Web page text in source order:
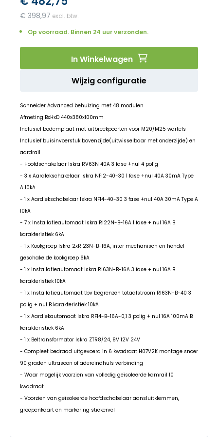
€ 398,97
Op voorraad. Binnen 24 uur verzonden.
Wijzig configuratie
In Winkelwagen
Schneider Advanced behuizing met 48 modulen
Afmeting BxHxD 440x380x100mm
Inclusief bodemplaat met uitbreekpoorten voor M20/M25 wartels
Inclusief buisinvoerstuk bovenzijde(uitwisselbaar met onderzijde) en
aardrail
- Hoofdschakelaar Iskra RV63N 40A 3 fase +nul 4 polig
- 3 x Aardlekschakelaar Iskra NFI2-40-30 1 fase +nul 40A 30mA Type
A 10kA
- 1 x Aardlekschakelaar Iskra NFI4-40-30 3 fase +nul 40A 30mA Type A
10kA
- 7 x Installatieautomaat Iskra RI22N-B-16A 1 fase + nul 16A B
karakteristiek 6kA
- 1 x Kookgroep Iskra 2xRI23N-B-16A, inter mechanisch en hendel
geschakelde kookgroep 6kA
- 1 x Installatieautomaat Iskra RI63N-B-16A 3 fase + nul 16A B
karakteristiek 10kA
- 1 x Installatieautomaat tbv begrenzen totaalstroom RI63N-B-40 3
polig + nul B karakteristiek 10kA
- 1 x Aardlekautomaat Iskra RFI4-B-16A-0,1 3 polig + nul 16A 100mA B
karakteristiek 6kA
- 1 x Beltransformator Iskra ZTR8/24, 8V 12V 24V
- Compleet bedraad uitgevoerd in 6 kwadraat H07V2K montage snoer
90 graden ultrasoon of adereindhuls verbinding
- Waar mogelijk voorzien van volledig geïsoleerde kamrail 10
kwadraat
- Voorzien van geïsoleerde hoofdschakelaar aansluitklemmen,
groepenkaart en markering stickervel
afbeeldingen-